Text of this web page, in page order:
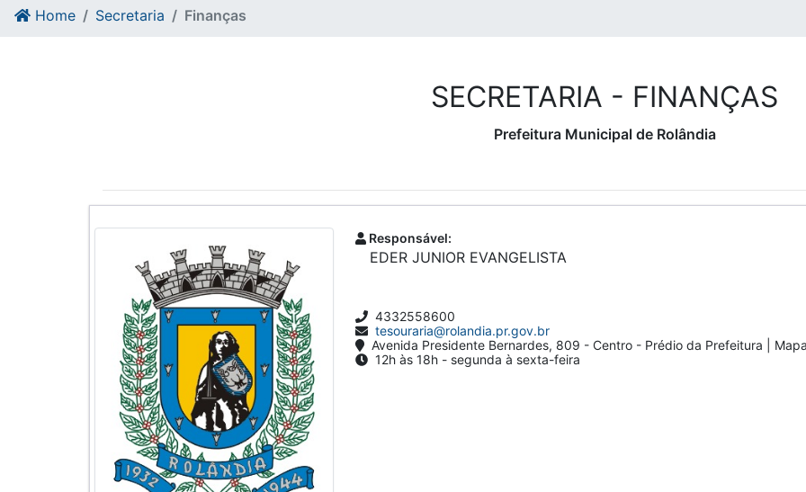
Home Secretaria Finanças
SECRETARIA - FINANÇAS
Prefeitura Municipal de Rolândia
Responsável:
EDER JUNIOR EVANGELISTA
4332558600
tesouraria@rolandia.pr.gov.br
Avenida Presidente Bernardes, 809 - Centro - Prédio da Prefeitura |
12h às 18h - segunda à sexta-feira